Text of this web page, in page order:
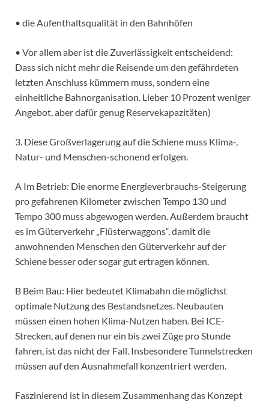
• die Aufenthaltsqualität in den Bahnhöfen
• Vor allem aber ist die Zuverlässigkeit entscheidend:
Dass sich nicht mehr die Reisende um den gefährdeten
letzten Anschluss kümmern muss, sondern eine
einheitliche Bahnorganisation. Lieber 10 Prozent weniger
Angebot, aber dafür genug Reservekapazitäten)
3. Diese Großverlagerung auf die Schiene muss Klima-,
Natur- und Menschen-schonend erfolgen.
A Im Betrieb: Die enorme Energieverbrauchs-Steigerung
pro gefahrenen Kilometer zwischen Tempo 130 und
Tempo 300 muss abgewogen werden. Außerdem braucht
es im Güterverkehr „Flüsterwaggons“, damit die
anwohnenden Menschen den Güterverkehr auf der
Schiene besser oder sogar gut ertragen können.
B Beim Bau: Hier bedeutet Klimabahn die möglichst
optimale Nutzung des Bestandsnetzes. Neubauten
müssen einen hohen Klima-Nutzen haben. Bei ICE-
Strecken, auf denen nur ein bis zwei Züge pro Stunde
fahren, ist das nicht der Fall. Insbesondere Tunnelstrecken
müssen auf den Ausnahmefall konzentriert werden.
Faszinierend ist in diesem Zusammenhang das Konzept